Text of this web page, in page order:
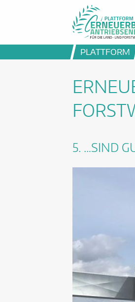
PLATTFORM
5. …SIND